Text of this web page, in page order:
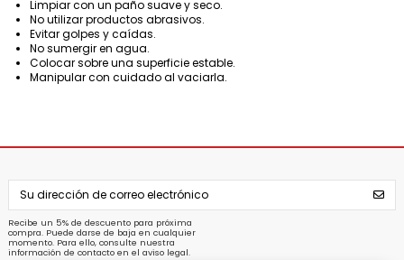
Limpiar con un paño suave y seco.
No utilizar productos abrasivos.
Evitar golpes y caídas.
No sumergir en agua.
Colocar sobre una superficie estable.
Manipular con cuidado al vaciarla.
Recibe un 5% de descuento para próxima
compra. Puede darse de baja en cualquier
momento. Para ello, consulte nuestra
información de contacto en el aviso legal.